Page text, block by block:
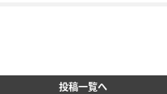
投稿一覧へ